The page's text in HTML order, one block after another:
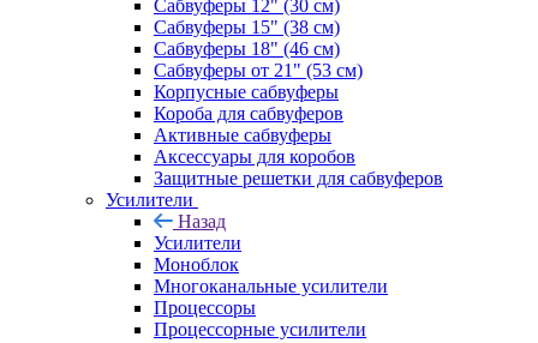
Сабвуферы 12" (30 см)
Сабвуферы 15" (38 см)
Сабвуферы 18" (46 см)
Сабвуферы от 21" (53 см)
Корпусные сабвуферы
Короба для сабвуферов
Активные сабвуферы
Аксессуары для коробов
Защитные решетки для сабвуферов
Усилители
Назад
Усилители
Моноблок
Многоканальные усилители
Процессоры
Процессорные усилители